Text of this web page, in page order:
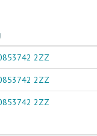
2ZZ
2ZZ
2ZZ